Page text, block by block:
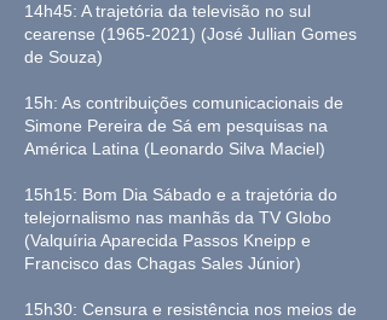
14h45: A trajetória da televisão no sul
cearense (1965-2021) (José Jullian Gomes
de Souza)
15h: As contribuições comunicacionais de
Simone Pereira de Sá em pesquisas na
América Latina (Leonardo Silva Maciel)
15h15: Bom Dia Sábado e a trajetória do
telejornalismo nas manhãs da TV Globo
(Valquíria Aparecida Passos Kneipp e
Francisco das Chagas Sales Júnior)
15h30: Censura e resistência nos meios de